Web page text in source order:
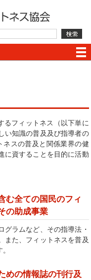
るフィットネス（以下単に
い知識の普及及び指導者の
ネスの普及と関係業界の健
に資することを目的に活動
む全ての国民のフィ
の助成事業
グラムなど、その指導法・
また、フィットネスを普及
めの情報誌の刊行及